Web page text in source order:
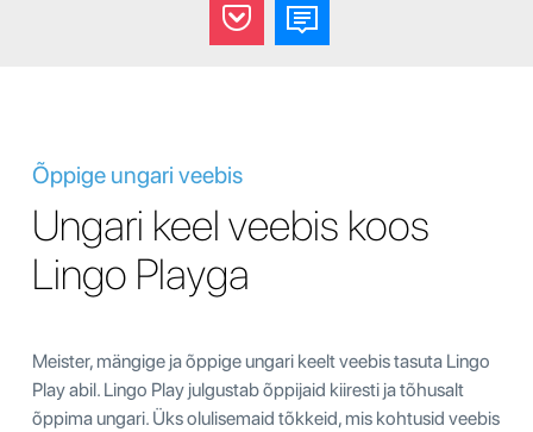
Õppige ungari veebis
Ungari keel veebis koos
Lingo Playga
Meister, mängige ja õppige ungari keelt veebis tasuta Lingo
Play abil. Lingo Play julgustab õppijaid kiiresti ja tõhusalt
õppima ungari. Üks olulisemaid tõkkeid, mis kohtusid veebis